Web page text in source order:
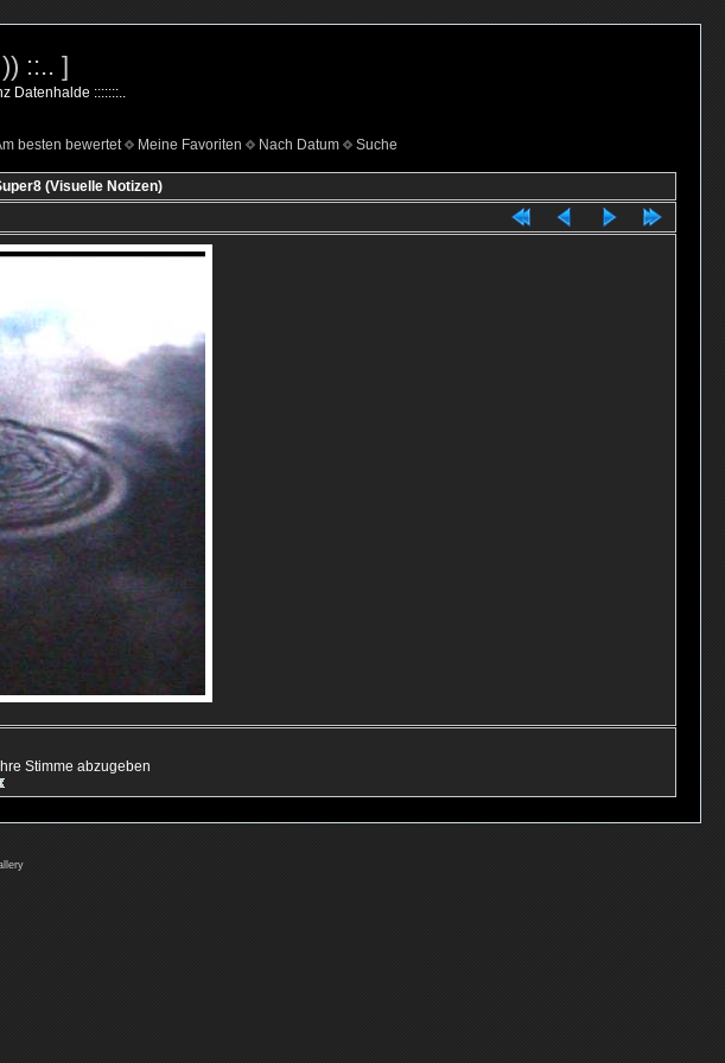
::.. ]
Datenhalde :::::::..
besten bewertet Meine Favoriten Nach Datum Suche
(Visuelle Notizen)
Stimme abzugeben